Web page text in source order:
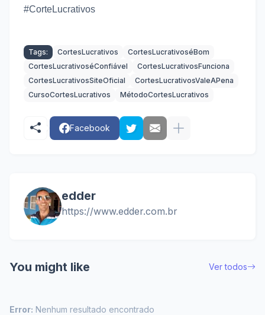
#CorteLucrativos
Tags: CortesLucrativos
CortesLucrativoséBom
CortesLucrativoséConfiável
CortesLucrativosFunciona
CortesLucrativosSiteOficial
CortesLucrativosValeAPena
CursoCortesLucrativos
MétodoCortesLucrativos
Facebook
edder
https://www.edder.com.br
You might like Ver todos
Error: Nenhum resultado encontrado